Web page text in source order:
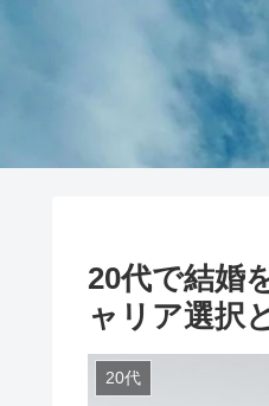
20代で結婚
ャリア選択
20代